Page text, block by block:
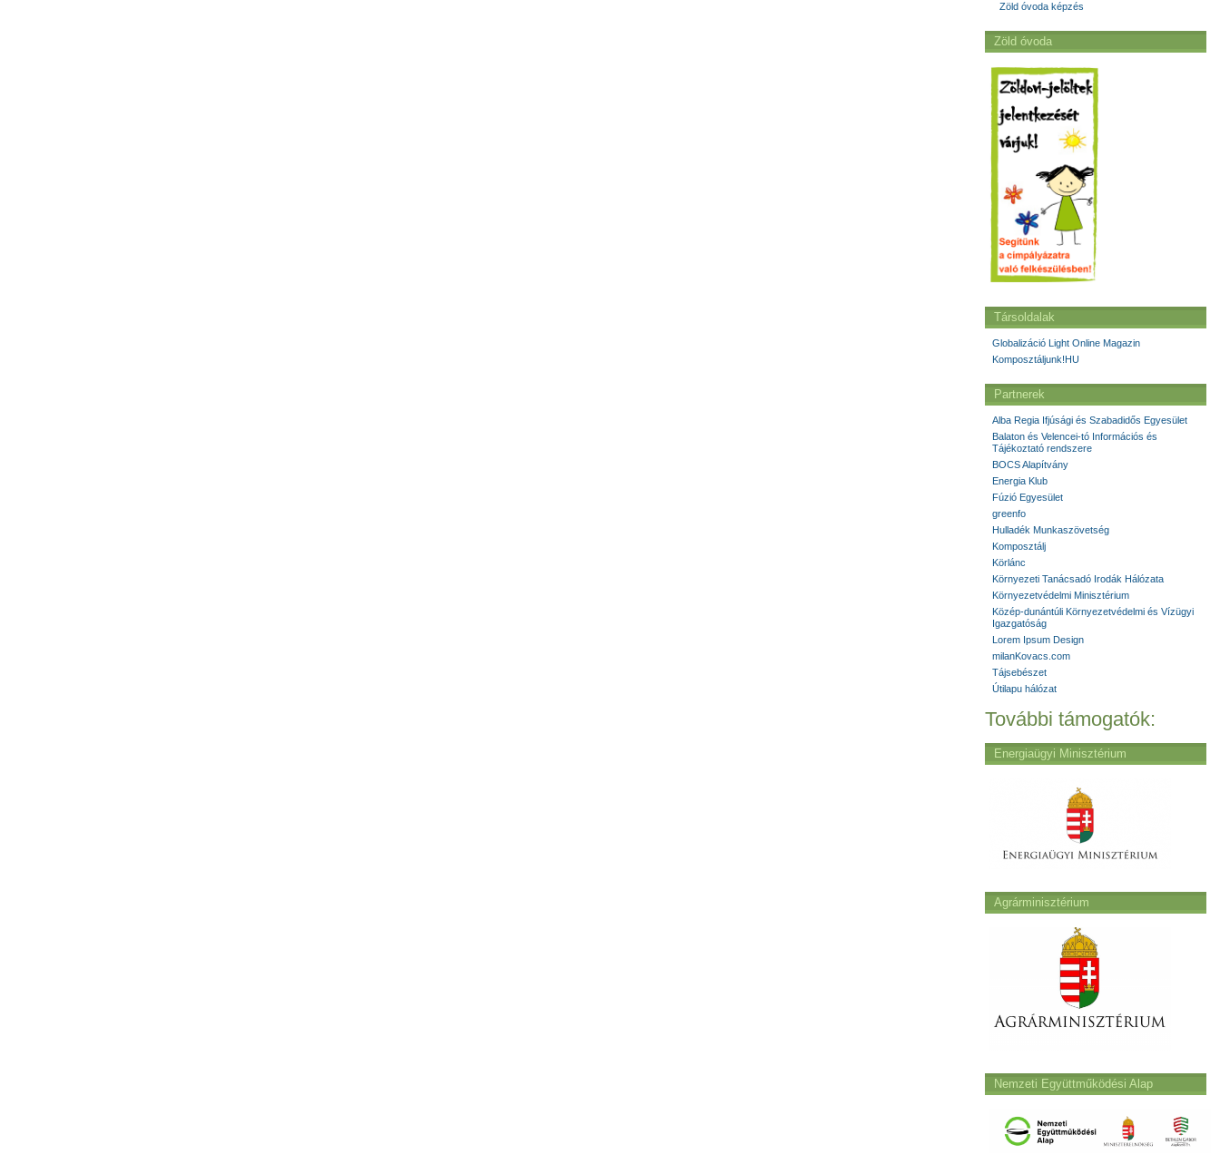
Zöld óvoda képzés
Zöld óvoda
Társoldalak
Globalizáció Light Online Magazin
Komposztáljunk!HU
Partnerek
Alba Regia Ifjúsági és Szabadidős Egyesület
Balaton és Velencei-tó Információs és
Tájékoztató rendszere
BOCS Alapítvány
Energia Klub
Fúzió Egyesület
greenfo
Hulladék Munkaszövetség
Komposztálj
Körlánc
Környezeti Tanácsadó Irodák Hálózata
Környezetvédelmi Minisztérium
Közép-dunántúli Környezetvédelmi és Vízügyi
Igazgatóság
Lorem Ipsum Design
milanKovacs.com
Tájsebészet
Útilapu hálózat
További támogatók:
Energiaügyi Minisztérium
Agrárminisztérium
Nemzeti Együttműködési Alap